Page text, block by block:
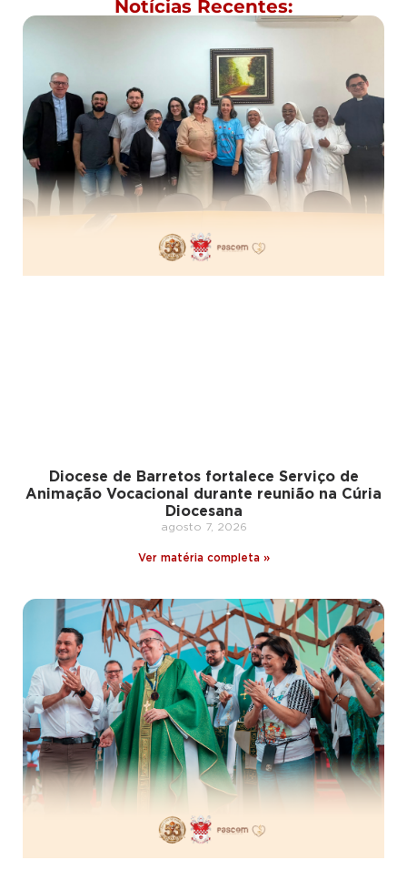
Notícias Recentes:
Diocese de Barretos fortalece Serviço de
Animação Vocacional durante reunião na Cúria
Diocesana
agosto 7, 2026
Ver matéria completa »